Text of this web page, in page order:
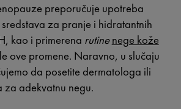
preporučuje upotreba
za pranje i hidratantnih
kao i primerena rutinenege kože
ove promene. Naravno, u slučaju
da posetite dermatologa ili
za adekvatnu negu.